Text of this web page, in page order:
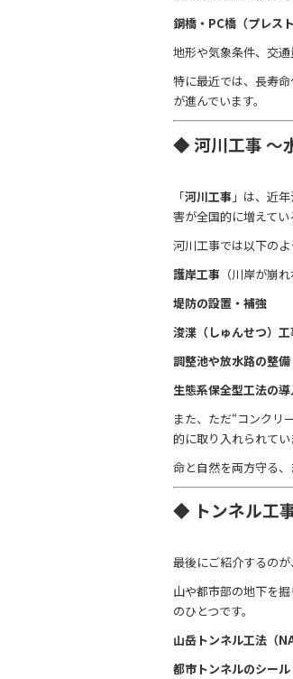
鋼橋・PC橋（プレス
地形や気象条件、交通
特に最近では、長寿
が進んでいます。
◆ 河川工事 ～
「河川工事 」は、近
害が全国的に増えてい
河川工事では以下のよ
護岸工事 （川岸が崩
堤防の設置・補強
浚渫（しゅんせつ）
調整池や放水路の整備
生態系保全型工法の導
また、ただ“コンクリ
的に取り入れられてい
命と自然を両方守る、
◆ トンネル工
最後にご紹介するの
山や都市部の地下を
のひとつです。
山岳トンネル工法（
都市トンネルのシー